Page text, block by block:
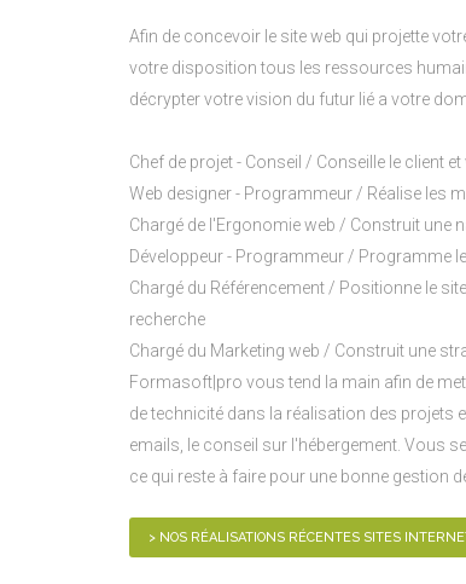
Afin de concevoir le site web qui projette
votre disposition tous les ressources
décrypter votre vision du futur lié a votre
Chef de projet - Conseil / Conseille le client
Web designer - Programmeur / Réalise les
Chargé de l'Ergonomie web / Construit une
Développeur - Programmeur / Programme
Chargé du Référencement / Positionne le
recherche
Chargé du Marketing web / Construit une
Formasoft|pro vous tend la main afin de
de technicité dans la réalisation des projets
emails, le conseil sur l'hébergement. Vous
ce qui reste à faire pour une bonne gestion
> NOS RÉALISATIONS RÉCENTES SITES